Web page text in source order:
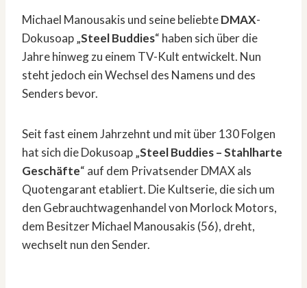
Michael Manousakis und seine beliebteDMAX-
Dokusoap „Steel Buddies“ haben sich über die
Jahre hinweg zu einem TV-Kult entwickelt. Nun
steht jedoch ein Wechsel des Namens und des
Senders bevor.
Seit fast einem Jahrzehnt und mit über 130 Folgen
hat sich die Dokusoap „Steel Buddies – Stahlharte
Geschäfte“ auf dem Privatsender DMAX als
Quotengarant etabliert. Die Kultserie, die sich um
den Gebrauchtwagenhandel von Morlock Motors,
dem Besitzer Michael Manousakis (56), dreht,
wechselt nun den Sender.